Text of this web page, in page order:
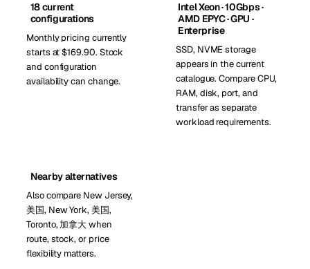
18 current
configurations
Monthly pricing currently
starts at $169.90. Stock
and configuration
availability can change.
Intel Xeon · 10Gbps ·
AMD EPYC · GPU ·
Enterprise
SSD, NVME storage
appears in the current
catalogue. Compare CPU,
RAM, disk, port, and
transfer as separate
workload requirements.
Nearby alternatives
Also compare New Jersey,
美国, New York, 美国,
Toronto, 加拿大 when
route, stock, or price
flexibility matters.